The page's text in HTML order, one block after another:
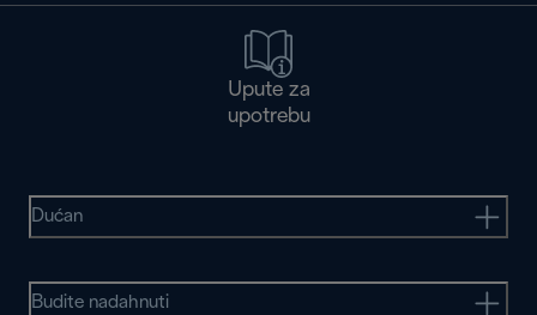
Upute za
upotrebu
Dućan
Budite nadahnuti